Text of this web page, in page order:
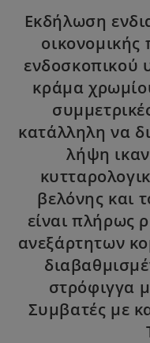
Εκδήλωση
ενδοσκοπικού
κράμα
κατάλληλη να
λήψη
βελόνης και
είναι πλήρως
ανεξάρτητων
στρόφιγγα
Συμβατές με